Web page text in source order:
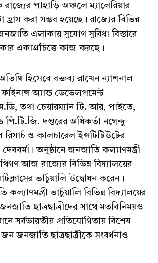
পাহাড়ি অঞ্চলে ম্যালেরিয়ার
হ্রাস করা সম্ভব হয়েছে। রাজ্যের বিভিন্ন
এলাকায় সুযোগ সুবিধা বিস্তারে
একাগ্রচিত্তে কাজ করছে।
হিসেবে বক্তব্য রাখেন ন্যাশনাল
অ্যান্ড ডেভেলপমেন্ট
তথা চেয়ারম্যান টি. আর, পাইতে,
পি.টি.জি. দপ্তরের অধিকর্তা নগেন্দু
রিসার্চ ও কালচারেল ইন্সটিটিউটের
অনুষ্ঠানে জনজাতি কল্যাণমন্ত্রী
আজ রাজ্যের বিভিন্ন বিদ্যালয়ের
ভার্চুয়ালি উদ্বোধন করেন।
ভার্চুয়ালি বিভিন্ন বিদ্যালয়ের
ছাত্রছাত্রীদের সাথে মতবিনিময়ও
সর্বভারতীয় প্রতিযোগিতায় বিশেষ
জনজাতি ছাত্রছাত্রীকে সংবর্ধনাও